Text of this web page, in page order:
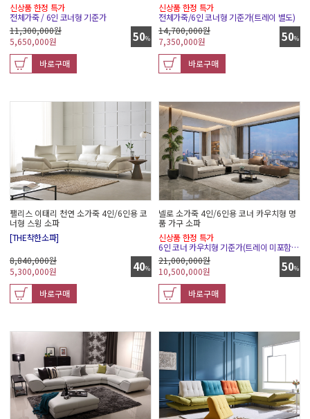
신상품 한정 특가
전체가죽 / 6인 코너형 기준가
50%
11,300,000원
5,650,000원
바로구매
신상품 한정 특가
전체가죽/6인 코너형 기준가(트레이 별도)
50%
14,700,000원
7,350,000원
바로구매
팰리스 이태리 천연 소가죽 4인/6인용 코
너형 스윙 소파
[THE착한소파]
40%
8,840,000원
5,300,000원
바로구매
넬로 소가죽 4인/6인용 코너 카우치형 명
품 가구 소파
신상품 한정 특가
6인 코너 카우치형 기준가(트레이 미포함) / 전체가죽
50%
21,000,000원
10,500,000원
바로구매